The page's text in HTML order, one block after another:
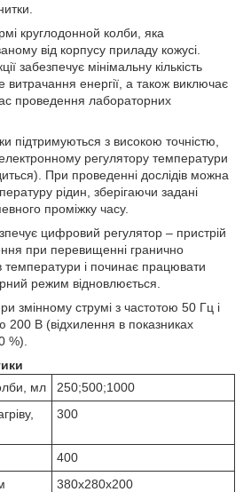
круглодонной колби, яка
від корпусу приладу кожусі.
забезпечує мінімальну кількість
витрачання енергії, а також виключає
проведення лабораторних
підтримуються з високою точністю,
регулятору температури
При проведенні дослідів можна
рідин, зберігаючи задані
проміжку часу.
цифровий регулятор – пристрій
при перевищенні гранично
температури і починає працювати
режим відновлюється.
змінному струмі з частотою 50 Гц і
200 В (відхилення в показниках
%).
мл
250;500;1000
300
400
380х280х200